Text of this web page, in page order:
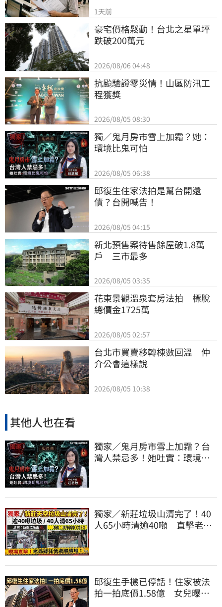
1天前
豪宅價格鬆動！台北之星單坪
跌破200萬元
2026/08/06 04:48
抗颱驗證零災情！山區防汛工
程獲獎
2026/08/05 08:30
獨／鬼月房市雪上加霜？她：
環境比鬼可怕
2026/08/05 06:38
邱復生住家法拍是幫台開還
債？台開喊告！
2026/08/05 04:15
新北預售案待售餘屋破1.8萬
戶　三市最多
2026/08/05 03:35
花東景觀溫泉套房法拍　標脫
總價金1725萬
2026/08/05 02:57
台北市買賣移轉棟數回溫　仲
介公會這樣說
2026/08/05 10:38
其他人也在看
獨家／鬼月房市雪上加霜？台
灣人禁忌多！她吐實：環境比
獨家／新莊垃圾山清完了！40
人65小時清逾40噸 直擊老翁
邱復生手機已停話！住家被法
拍一拍底價1.58億 女兒曝原